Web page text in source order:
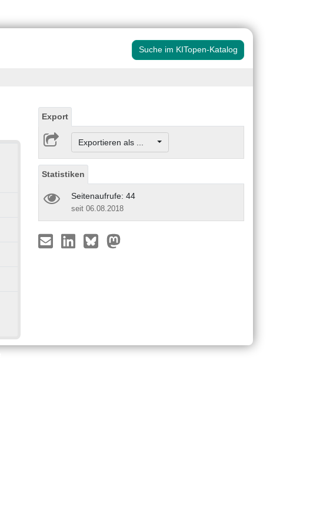
Suche im KITopen-Katalog
Export
Exportieren als ...
Statistiken
Seitenaufrufe: 44
seit 06.08.2018